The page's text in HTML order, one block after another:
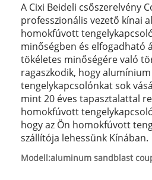
A Cixi Beideli csőszerelvény
professzionális vezető kínai
homokfúvott
minőségben és elfogadható
tökéletes minőségére való
ragaszkodik, hogy
tengelykapcsolónkat sok
mint 20 éves tapasztalattal
homokfúvott
hogy az Ön homokfúvott
szállítója lehessünk Kínában.
Modell:aluminum sandblast